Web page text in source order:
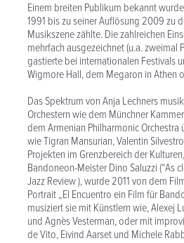
Einem breiten Publikum bekannt
1991 bis zu seiner Auflösung 2009 zu
Musikszene zählte. Die zahlreichen
mehrfach ausgezeichnet (u.a.
gastierte bei internationalen Festivals
Wigmore Hall, dem Megaron in Athen
Das Spektrum von Anja Lechners
Orchestern wie dem Münchner
dem Armenian Philharmonic
wie Tigran Mansurian, Valentin
Projekten im Grenzbereich der
Bandoneon-Meister Dino Saluzzi (“As
Jazz Review ), wurde 2011 von dem
Portrait „El Encuentro ein Film für
musiziert sie mit Künstlern wie, Alexej
und Agnès Vesterman, oder mit
de Vito, Eivind Aarset und Michele